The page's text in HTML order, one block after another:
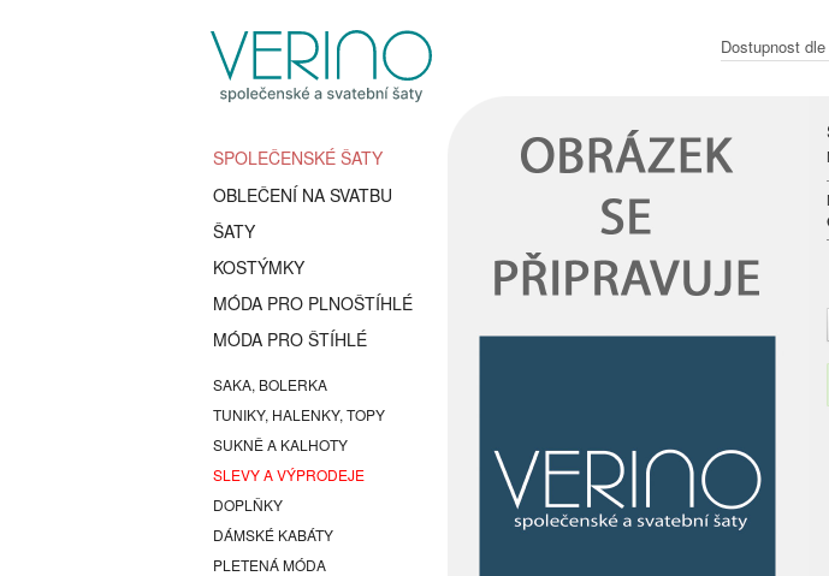
SPOLEČENSKÉ ŠATY
OBLEČENÍ NA SVATBU
ŠATY
KOSTÝMKY
MÓDA PRO PLNOŠTÍHLÉ
MÓDA PRO ŠTÍHLÉ
SAKA, BOLERKA
TUNIKY, HALENKY, TOPY
SUKNĚ A KALHOTY
SLEVY A VÝPRODEJE
DOPLŇKY
DÁMSKÉ KABÁTY
PLETENÁ MÓDA
Dostupnost